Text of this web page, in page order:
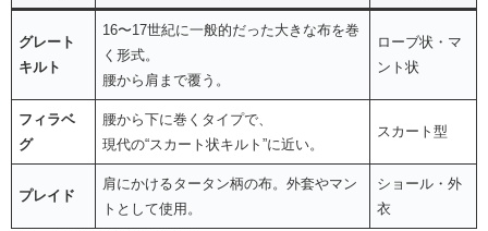
グレート
キルト
16〜17世紀に一般的だった大きな布を巻
く形式。
腰から肩まで覆う。
ローブ状・マ
ント状
フィラベ
グ
腰から下に巻くタイプで、
現代の“スカート状キルト”に近い。
スカート型
プレイド
肩にかけるタータン柄の布。外套やマン
トとして使用。
ショール・外
衣